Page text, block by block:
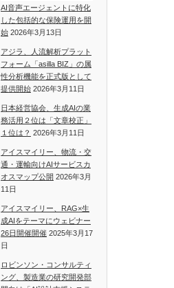
AI音声エージェントに特化
した包括的な保険運用を開
始 2026年3月13日
アジラ、人流解析プラット
フォーム「asilla BIZ」の属
性分析機能を正式版として
提供開始 2026年3月11日
日本経営協会、生成AIの業
務活用２位は「文章校正」
１位は？ 2026年3月11日
アイスマイリー、物流・交
通・運輸向けAIサービスカ
オスマップ公開 2026年3月
11日
アイスマイリー、RAG×生
成AIをテーマにウェビナー
26日開催開催 2025年3月17
日
ロビンソン・コンサルティ
ング、製造業の研究開発部